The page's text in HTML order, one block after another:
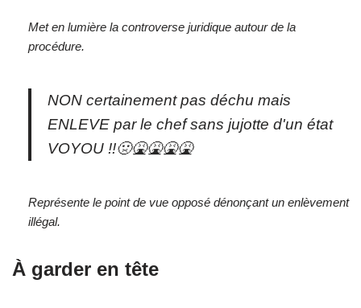
Met en lumière la controverse juridique autour de la
procédure.
NON certainement pas déchu mais
ENLEVE par le chef sans jujotte d'un état
VOYOU !!🤢🤮🤮🤮🤮
Représente le point de vue opposé dénonçant un enlèvement
illégal.
À garder en tête